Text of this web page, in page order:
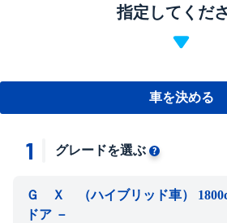
指定してくだ
車を決める
1 グレードを選ぶ
Ｇ Ｘ （ハイブリッド車）
ドア －